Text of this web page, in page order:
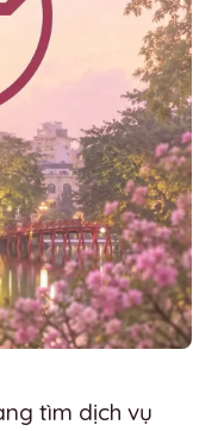
tìm dịch vụ